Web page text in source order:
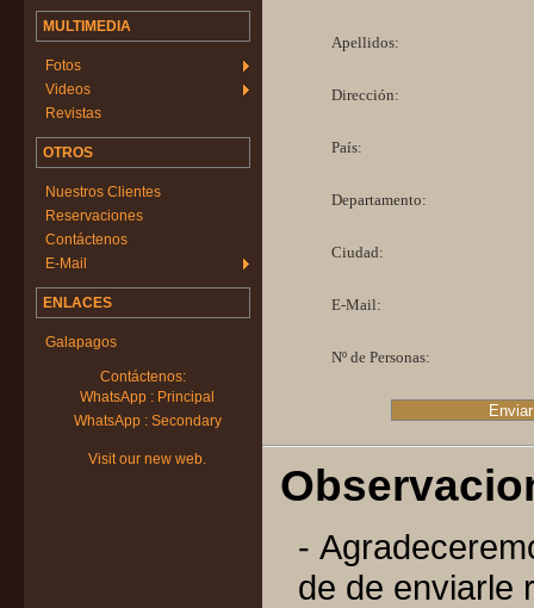
MULTIMEDIA
Fotos
Videos
Revistas
OTROS
Nuestros Clientes
Reservaciones
Contáctenos
E-Mail
ENLACES
Galapagos
Contáctenos:
WhatsApp : Principal
WhatsApp : Secondary
Visit our new web.
Apellidos:
Dirección:
País:
Departamento:
Ciudad:
E-Mail:
Nº de Personas:
-
de de enviarle